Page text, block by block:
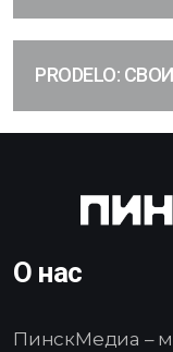
PRODELO:
О нас
ПинскМедиа –